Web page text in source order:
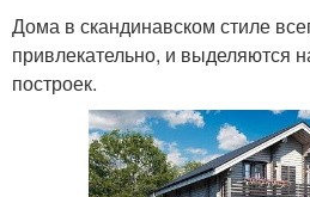
Дома в скандинавском стиле
привлекательно, и выделяются
построек.